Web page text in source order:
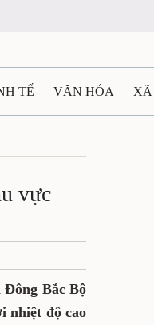
TẾ VĂN HÓA
THÔNG TIN -
ở
22/5, phía
có nơi đặc